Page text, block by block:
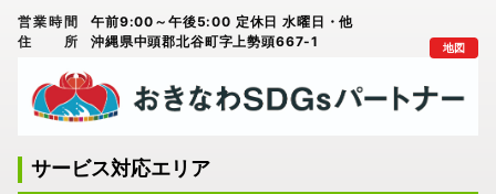
営業時間
午前9:00～午後5:00 定休日 水曜日・他
住所
沖縄県中頭郡北谷町字上勢頭667-1 地図
サービス対応エリア